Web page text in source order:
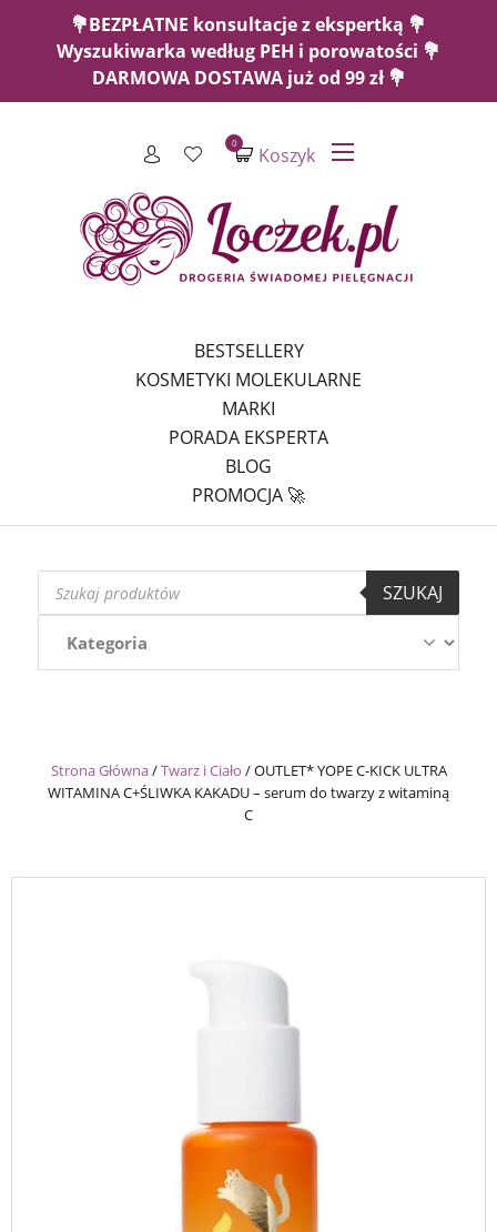
💐BEZPŁATNE konsultacje z ekspertką 💐
Wyszukiwarka według PEH i porowatości 💐
DARMOWA DOSTAWA już od 99 zł 💐
Koszyk
0
BESTSELLERY
KOSMETYKI MOLEKULARNE
MARKI
PORADA EKSPERTA
BLOG
PROMOCJA 🚀
Wyszukiwarka
produktów
SZUKAJ
Strona Główna/Twarz i Ciało /OUTLET* YOPE C-KICK ULTRA
WITAMINA C+ŚLIWKA KAKADU – serum do twarzy z witaminą
C